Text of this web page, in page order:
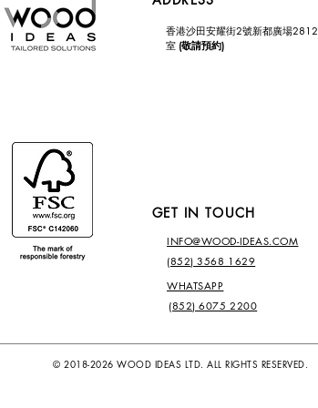
香港沙田安耀街2號新都廣場2812
室 (敬請預約)
GET IN TOUCH
INFO@WOOD-IDEAS.COM
(852) 3568 1629
WHATSAPP
(852) 6075 2200
© 2018-2026 WOOD IDEAS LTD. ALL RIGHTS RESERVED.